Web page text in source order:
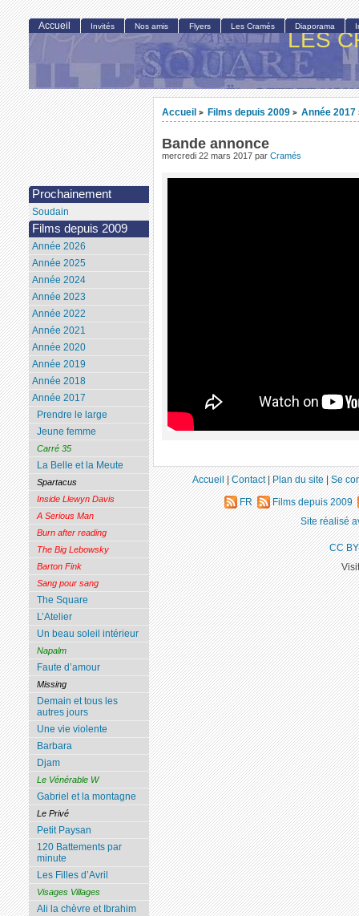
LES
Accueil > Films depuis 2009 > Année 2017
Bande annonce
mercredi 22 mars 2017 par Cramés
Accueil Invités Nos amis Flyers Les Cramés Diaporama
Prochainement
Soudain
Films depuis 2009
Année 2026
Année 2025
Année 2024
Année 2023
Année 2022
Année 2021
Année 2020
Année 2019
Année 2018
Année 2017
Prendre le large
Jeune femme
Carré 35
La Belle et la Meute
Spartacus
Inside Llewyn Davis
A Serious Man
Burn after reading
The Big Lebowsky
Barton Fink
Sang pour sang
The Square
L’Atelier
Un beau soleil intérieur
Napalm
Faute d’amour
Missing
Demain et tous les
autres jours
Une vie violente
Barbara
Djam
Le Vénérable W
Gabriel et la montagne
Le Privé
Petit Paysan
120 Battements par
minute
Les Filles d’Avril
Visages Villages
Ali la chèvre et Ibrahim
Accueil|Contact|Plan du site|Se
FR
Films depuis 2009
Site réalisé
CC